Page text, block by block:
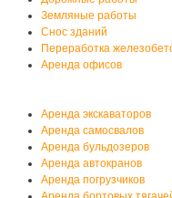
Земляные работы
Снос зданий
Переработка
Аренда офисов
Аренда экскаваторов
Аренда самосвалов
Аренда бульдозеров
Аренда автокранов
Аренда погрузчиков